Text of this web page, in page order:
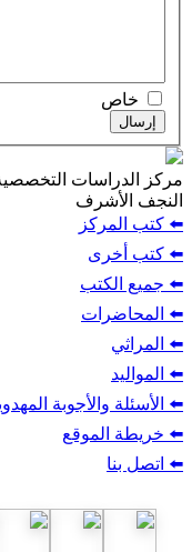
التخصصية في الإمام
المهدوية